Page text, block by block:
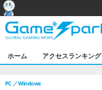
ホーム アクセスランキング
PC Windows